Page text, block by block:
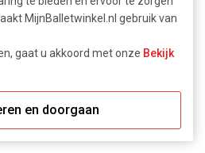
MijnBalletwinkel.nl gebruik van
gaat u akkoord met onze Bekijk
en doorgaan